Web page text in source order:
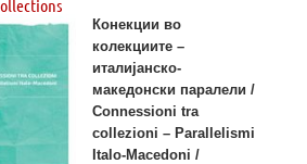
Конекции во
колекциите –
италијанско-
македонски паралели /
Connessioni tra
collezioni – Parallelismi
Italo-Macedoni /